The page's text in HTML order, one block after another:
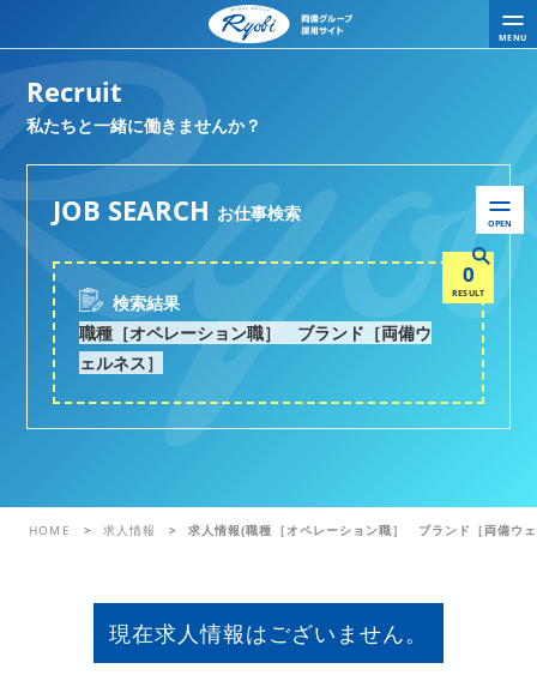
Recruit
私たちと一緒に働きませんか？
JOB SEARCH お仕事検索 OPEN
検索結果
職種［オペレーション職］ ブランド［両備ウ
ェルネス］
0
RESULT
MENU
HOME 求人情報 求人情報(職種［オペレーション職］ ブランド［両備ウ
現在求人情報はございません。